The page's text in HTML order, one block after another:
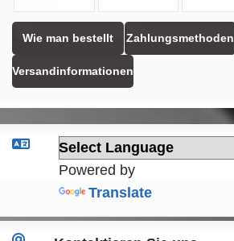
Wie man bestellt Zahlungsmethoden
Versandinformationen
Powered by
Translate